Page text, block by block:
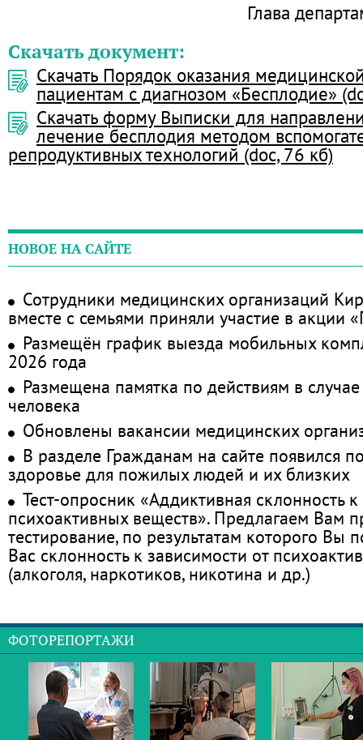
Глава
Скачать документ:
Скачать Порядок оказания
пациентам с диагнозом «Бесплодие»
Скачать форму Выписки для
лечение бесплодия методом
репродуктивных технологий (doc, 76 кб)
НОВОЕ НА САЙТЕ
Сотрудники медицинских организаций
вместе с семьями приняли участие в акции
Размещён график выезда мобильных
2026 года
Размещена памятка по действиям в
человека
Обновлены вакансии медицинских
В разделе Гражданам на сайте появился
здоровье для пожилых людей и их близких
Тест-опросник «Аддиктивная склонность
психоактивных веществ». Предлагаем Вам
тестирование, по результатам которого Вы
Вас склонность к зависимости от
(алкоголя, наркотиков, никотина и др.)
ФОТОРЕПОРТАЖИ